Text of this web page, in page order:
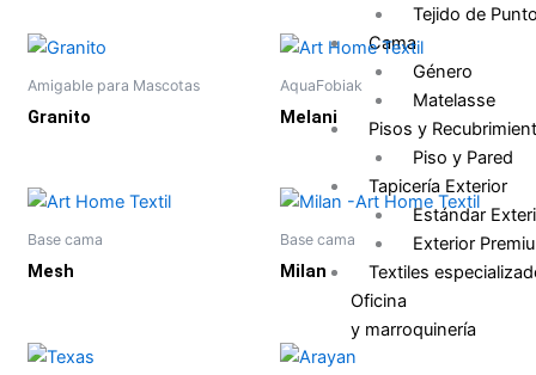
Tejido de
Cama
Género
Matelasse
Pisos y
Piso y Pared
Tapicería Exterior
Estándar
Exterior
Textiles
Oficina
y marroquinería
Amigable para Mascotas
Granito
AquaFobiak
Melani
Base cama
Mesh
Base cama
Milan